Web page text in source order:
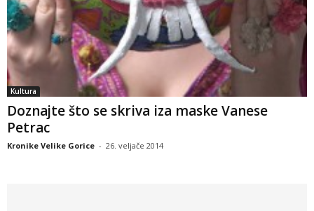
Kultura
Doznajte što se skriva iza maske Vanese
Petrac
Kronike Velike Gorice - 26. veljače 2014